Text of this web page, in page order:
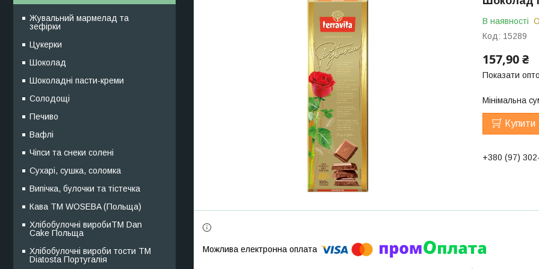
В наявності
Код: 15289
157,90 ₴
Показати
Мінімальна
Купити
+380 (97)
Жувальний мармелад та
зефірки
Цукерки
Шоколад
Шоколадні пасти-креми
Солодощі
Печиво
Вафлі
Чіпси та снеки солені
Сухарі, сушка, соломка
Випічка, булочки та тістечка
Кава TM WOSEBA (Польща)
Хлібобулочні виробиTM Dan
Cake Польща
Хлібобулочні вироби тости ТМ
Diatosta Португалія